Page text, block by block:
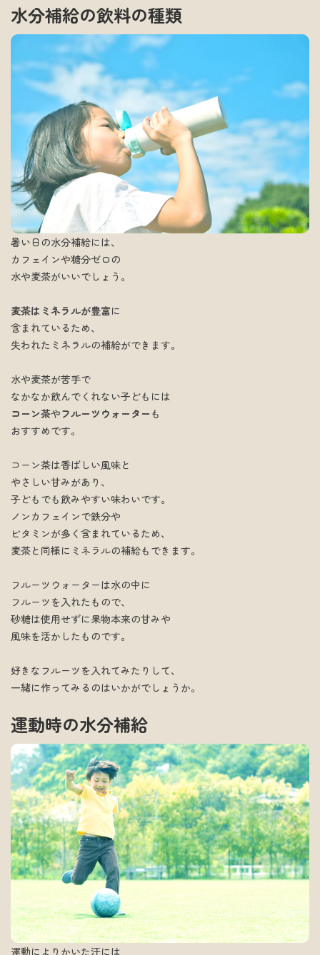
水分補給の飲料の種類
暑い日の水分補給には、
カフェインや糖分ゼロの
水や麦茶がいいでしょう。
麦茶はミネラルが豊富に
含まれているため、
失われたミネラルの補給ができます。
水や麦茶が苦手で
なかなか飲んでくれない子どもには
コーン茶やフルーツウォーター も
おすすめです。
コーン茶は香ばしい風味と
やさしい甘みがあり、
子どもでも飲みやすい味わいです。
ノンカフェインで鉄分や
ビタミンが多く含まれているため、
麦茶と同様にミネラルの補給もできます。
フルーツウォーターは水の中に
フルーツを入れたもので、
砂糖は使用せずに果物本来の甘みや
風味を活かしたものです。
好きなフルーツを入れてみたりして、
一緒に作ってみるのはいかがでしょうか。
運動時の水分補給
運動によりかいた汗には